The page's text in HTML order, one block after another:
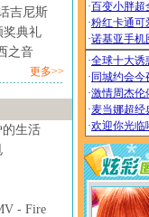
吉尼斯
奖典礼
之音
更多>>
生活
- Fire